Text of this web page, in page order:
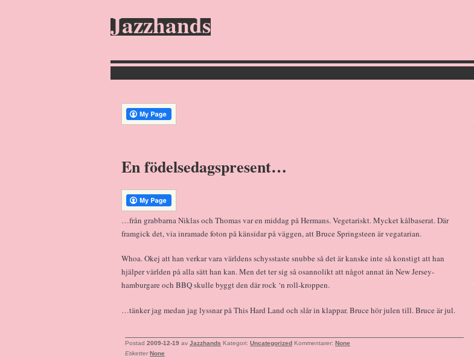
Jazzhands
En födelsedagspresent…
…från grabbarna Niklas och Thomas var en middag på Hermans. Vegetariskt. Mycket kålbaserat. Där
framgick det, via inramade foton på känsidar på väggen, att Bruce Springsteen är vegatarian.
Whoa. Okej att han verkar vara världens schysstaste snubbe så det är kanske inte så konstigt att han
hjälper världen på alla sätt han kan. Men det ter sig så osannolikt att något annat än New Jersey-
hamburgare och BBQ skulle byggt den där rock ‘n roll-kroppen.
…tänker jag medan jag lyssnar på This Hard Land och slår in klappar. Bruce hör julen till. Bruce är jul.
Postad 2009-12-19 av Jazzhands Kategori: Uncategorized Kommentarer: None
Etiketter None